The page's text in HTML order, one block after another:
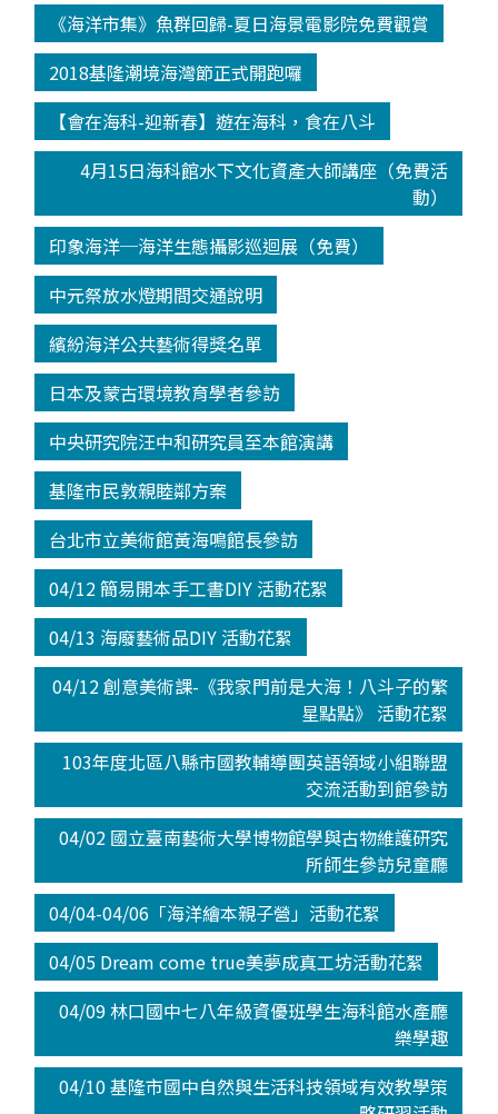
《海洋市集》魚群回歸-夏日海景電影院免費觀賞
2018基隆潮境海灣節正式開跑囉
【會在海科-迎新春】遊在海科，食在八斗
4月15日海科館水下文化資產大師講座（免費活
動）
印象海洋─海洋生態攝影巡迴展（免費）
中元祭放水燈期間交通說明
繽紛海洋公共藝術得獎名單
日本及蒙古環境教育學者參訪
中央研究院汪中和研究員至本館演講
基隆市民敦親睦鄰方案
台北市立美術館黃海鳴館長參訪
04/12 簡易開本手工書DIY 活動花絮
04/13 海廢藝術品DIY 活動花絮
04/12 創意美術課-《我家門前是大海！八斗子的繁
星點點》 活動花絮
103年度北區八縣市國教輔導團英語領域小組聯盟
交流活動到館參訪
04/02 國立臺南藝術大學博物館學與古物維護研究
所師生參訪兒童廳
04/04-04/06「海洋繪本親子營」活動花絮
04/05 Dream come true美夢成真工坊活動花絮
04/09 林口國中七八年級資優班學生海科館水產廳
樂學趣
04/10 基隆市國中自然與生活科技領域有效教學策